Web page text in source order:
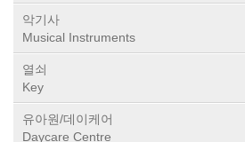
악기사
Musical Instruments
열쇠
Key
유아원/데이케어
Daycare Centre